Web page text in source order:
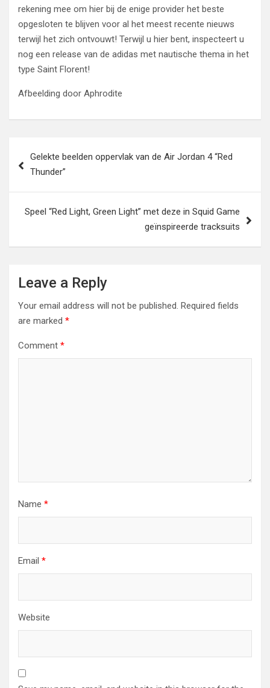
rekening mee om hier bij de enige provider het beste
opgesloten te blijven voor al het meest recente nieuws
terwijl het zich ontvouwt! Terwijl u hier bent, inspecteert u
nog een release van de adidas met nautische thema in het
type Saint Florent!
Afbeelding door Aphrodite
navigation
Gelekte beelden oppervlak van de Air Jordan 4 “Red
Thunder”
Speel “Red Light, Green Light” met deze in Squid Game
geïnspireerde tracksuits
Leave a Reply
Your email address will not be published. Required fields
are marked *
Comment *
Name *
Email *
Website